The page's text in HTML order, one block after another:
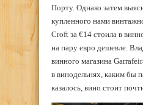
Порту. Однако затем
купленного нами
Croft за €14 стоила в
на пару евро дешевле.
винного магазина
в винодельнях, каким бы
казалось, вино стоит